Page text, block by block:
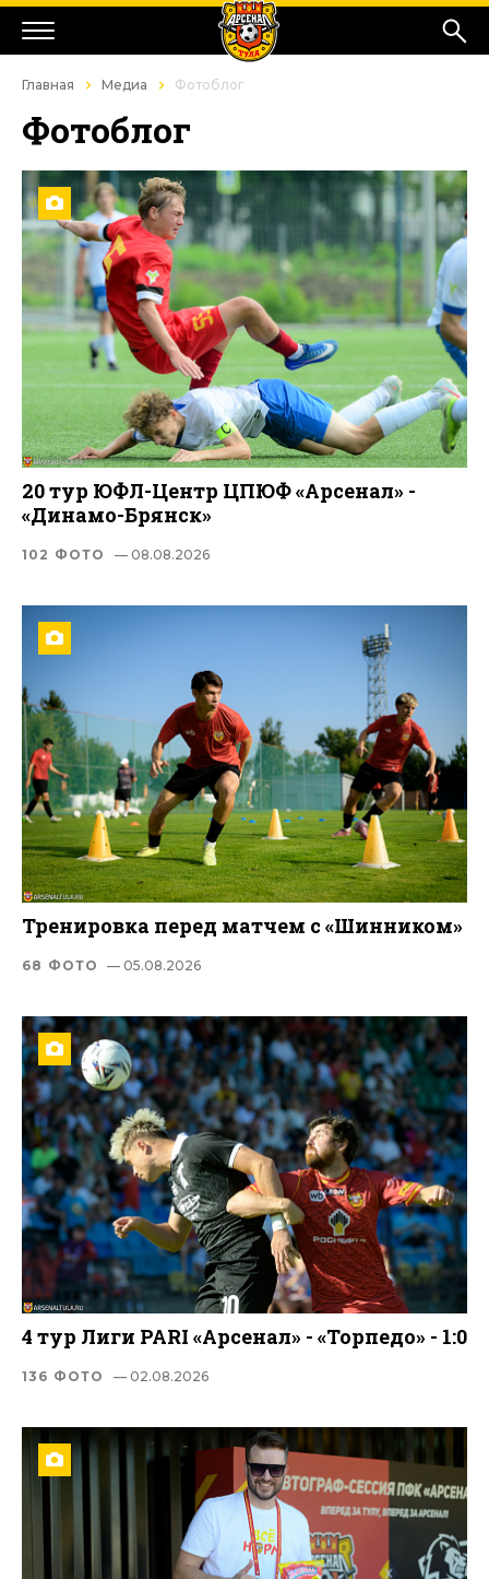
Главная Медиа Фотоблог
Фотоблог
20 тур ЮФЛ-Центр ЦПЮФ «Арсенал» -
«Динамо-Брянск»
102 ФОТО — 08.08.2026
Тренировка перед матчем с «Шинником»
68 ФОТО — 05.08.2026
4 тур Лиги PARI «Арсенал» - «Торпедо» - 1:0
136 ФОТО — 02.08.2026